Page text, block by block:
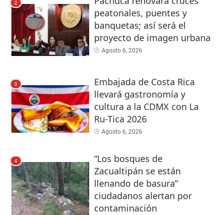
2
peatonales, puentes y
banquetas; así será el
proyecto de imagen urbana
Agosto 6, 2026
3
Embajada de Costa Rica
llevará gastronomía y
cultura a la CDMX con La
Ru-Tica 2026
Agosto 6, 2026
4
“Los bosques de
Zacualtipán se están
llenando de basura”
ciudadanos alertan por
contaminación